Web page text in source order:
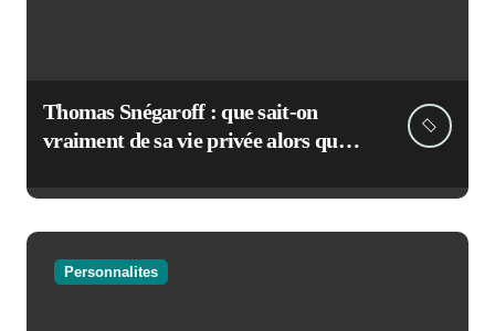
Thomas Snégaroff : que sait-on
vraiment de sa vie privée alors qu’il
Personnalites